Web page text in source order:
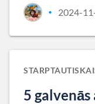
• 2024-
5